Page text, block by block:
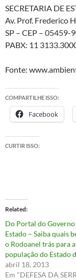
SECRETARIA DE
Av. Prof. Frederico
SP – CEP – 05459-
PABX: 11
Fonte:
COMPARTILHE ISSO:
Facebook
CURTIR ISSO:
Related
Do Portal do
Estado – Saiba quais
o Rodoanel trás para a
população do Estado
abril 18, 2013
Em "DEFESA DA